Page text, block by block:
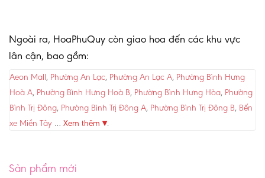
Ngoài ra, HoaPhuQuy còn giao hoa đến các khu vực
lân cận, bao gồm:
Aeon Mall, Phường An Lạc, Phường An Lạc A, Phường Bình Hưng
Hoà A, Phường Bình Hưng Hoà B, Phường Bình Hưng Hòa, Phường
Bình Trị Đông, Phường Bình Trị Đông A, Phường Bình Trị Đông B, Bến
xe Miền Tây … Xem thêm ▾.
Sản phẩm mới